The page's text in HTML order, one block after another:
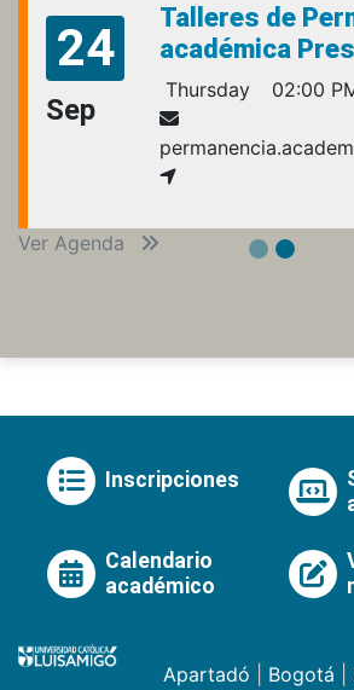
24
Sep
Talleres de
académica
Thursday 02:00 PM -
Ver Agenda
Inscripciones
Calendario
académico
Apartadó Bogotá